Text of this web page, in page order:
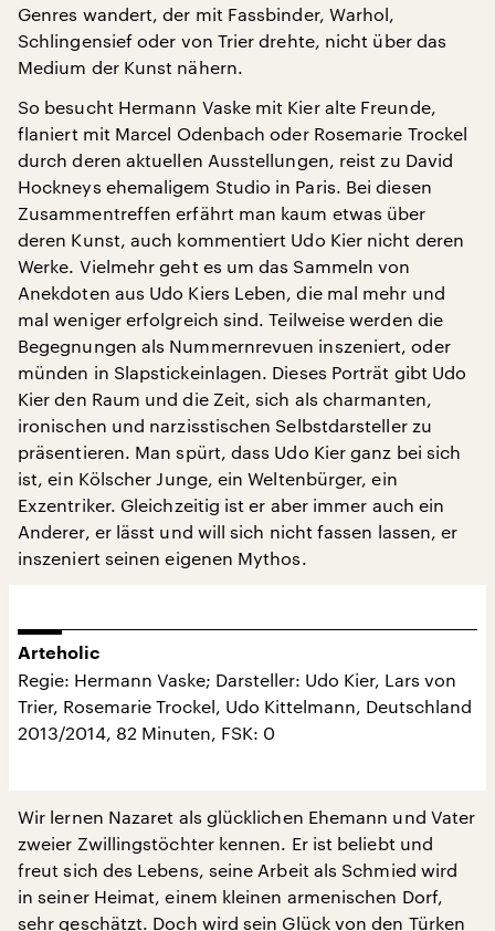
Genres wandert, der mit Fassbinder, Warhol,
Schlingensief oder von Trier drehte, nicht über das
Medium der Kunst nähern.
So besucht Hermann Vaske mit Kier alte Freunde,
flaniert mit Marcel Odenbach oder Rosemarie Trockel
durch deren aktuellen Ausstellungen, reist zu David
Hockneys ehemaligem Studio in Paris. Bei diesen
Zusammentreffen erfährt man kaum etwas über
deren Kunst, auch kommentiert Udo Kier nicht deren
Werke. Vielmehr geht es um das Sammeln von
Anekdoten aus Udo Kiers Leben, die mal mehr und
mal weniger erfolgreich sind. Teilweise werden die
Begegnungen als Nummernrevuen inszeniert, oder
münden in Slapstickeinlagen. Dieses Porträt gibt Udo
Kier den Raum und die Zeit, sich als charmanten,
ironischen und narzisstischen Selbstdarsteller zu
präsentieren. Man spürt, dass Udo Kier ganz bei sich
ist, ein Kölscher Junge, ein Weltenbürger, ein
Exzentriker. Gleichzeitig ist er aber immer auch ein
Anderer, er lässt und will sich nicht fassen lassen, er
inszeniert seinen eigenen Mythos.
Arteholic
Regie: Hermann Vaske; Darsteller: Udo Kier, Lars von
Trier, Rosemarie Trockel, Udo Kittelmann, Deutschland
2013/2014, 82 Minuten, FSK: 0
Wir lernen Nazaret als glücklichen Ehemann und Vater
zweier Zwillingstöchter kennen. Er ist beliebt und
freut sich des Lebens, seine Arbeit als Schmied wird
in seiner Heimat, einem kleinen armenischen Dorf,
sehr geschätzt. Doch wird sein Glück von den Türken